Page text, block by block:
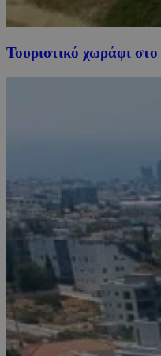
Τουριστικό χωράφι